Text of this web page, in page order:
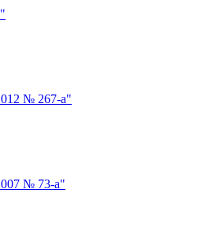
№ 267-а"
№ 73-а"